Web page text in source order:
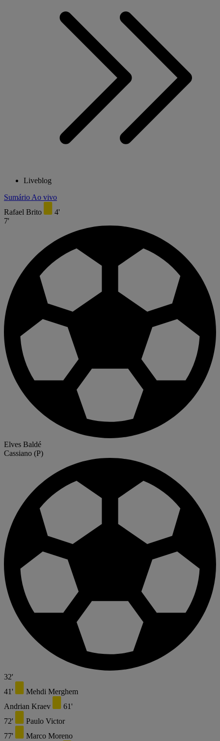
Liveblog
Sumário Ao vivo
Rafael Brito
4'
7'
Elves Baldé
Cassiano (P)
32'
41'
Mehdi Merghem
Andrian Kraev
61'
72'
Paulo Victor
77'
Marco Moreno